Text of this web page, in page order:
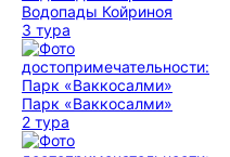
Водопады Койриноя
3 тура
Парк «Ваккосалми»
2 тура